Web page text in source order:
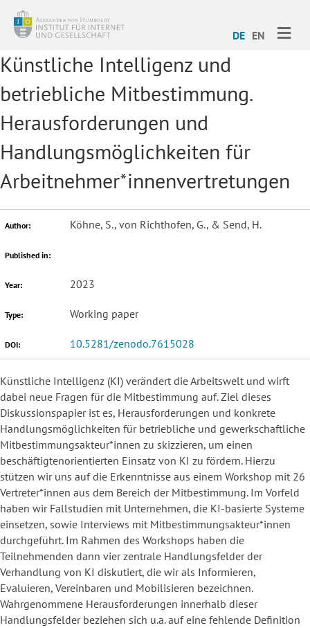
DE EN
Künstliche Intelligenz und
betriebliche Mitbestimmung.
Herausforderungen und
Handlungsmöglichkeiten für
Arbeitnehmer*innenvertretungen
Author: Köhne, S., von Richthofen, G., & Send, H.
Published in:
Year: 2023
Type: Working paper
DOI: 10.5281/zenodo.7615028
Künstliche Intelligenz (KI) verändert die Arbeitswelt und wirft
dabei neue Fragen für die Mitbestimmung auf. Ziel dieses
Diskussionspapier ist es, Herausforderungen und konkrete
Handlungsmöglichkeiten für betriebliche und gewerkschaftliche
Mitbestimmungsakteur*innen zu skizzieren, um einen
beschäftigtenorientierten Einsatz von KI zu fördern. Hierzu
stützen wir uns auf die Erkenntnisse aus einem Workshop mit 26
Vertreter*innen aus dem Bereich der Mitbestimmung. Im Vorfeld
haben wir Fallstudien mit Unternehmen, die KI-basierte Systeme
einsetzen, sowie Interviews mit Mitbestimmungsakteur*innen
durchgeführt. Im Rahmen des Workshops haben die
Teilnehmenden dann vier zentrale Handlungsfelder der
Verhandlung von KI diskutiert, die wir als Informieren,
Evaluieren, Vereinbaren und Mobilisieren bezeichnen.
Wahrgenommene Herausforderungen innerhalb dieser
Handlungsfelder beziehen sich u.a. auf eine fehlende Definition